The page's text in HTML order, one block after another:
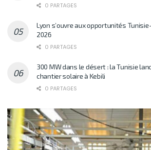
0 PARTAGES
Lyon s’ouvre aux opportunités
2026
0 PARTAGES
300 MW dans le désert : la Tunisie
chantier solaire à Kebili
0 PARTAGES